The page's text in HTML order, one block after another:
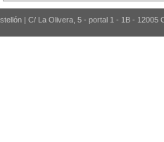
| C/ La Olivera, 5 - portal 1 - 1B - 12005